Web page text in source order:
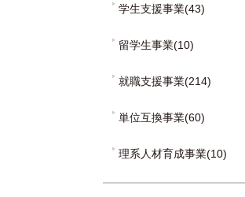
学生支援事業(43)
留学生事業(10)
就職支援事業(214)
単位互換事業(60)
理系人材育成事業(10)